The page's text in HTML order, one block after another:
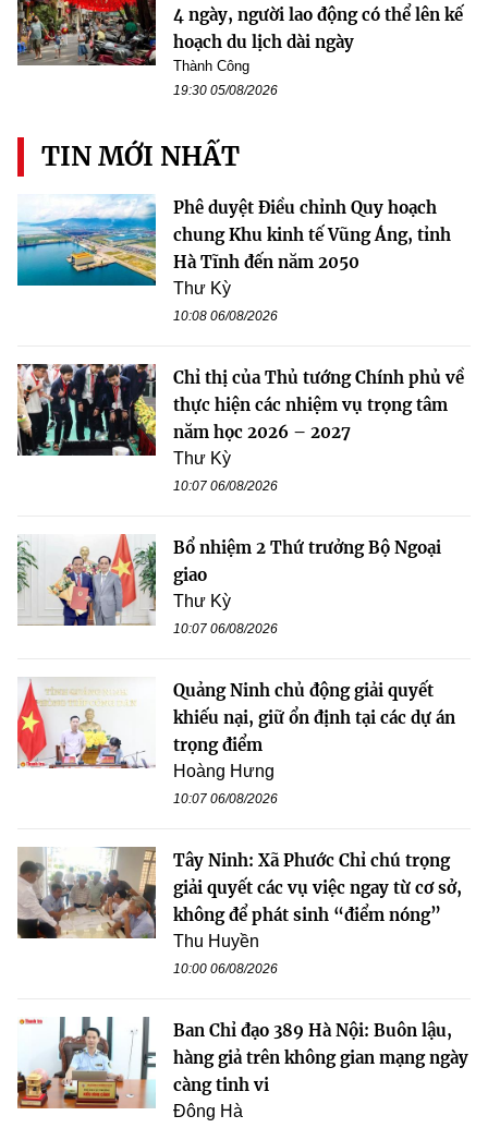
4 ngày, người lao động có thể lên kế
hoạch du lịch dài ngày
Thành Công
19:30 05/08/2026
TIN MỚI NHẤT
Phê duyệt Điều chỉnh Quy hoạch
chung Khu kinh tế Vũng Áng, tỉnh
Hà Tĩnh đến năm 2050
Thư Kỳ
10:08 06/08/2026
Chỉ thị của Thủ tướng Chính phủ về
thực hiện các nhiệm vụ trọng tâm
năm học 2026 – 2027
Thư Kỳ
10:07 06/08/2026
Bổ nhiệm 2 Thứ trưởng Bộ Ngoại
giao
Thư Kỳ
10:07 06/08/2026
Quảng Ninh chủ động giải quyết
khiếu nại, giữ ổn định tại các dự án
trọng điểm
Hoàng Hưng
10:07 06/08/2026
Tây Ninh: Xã Phước Chỉ chú trọng
giải quyết các vụ việc ngay từ cơ sở,
không để phát sinh “điểm nóng”
Thu Huyền
10:00 06/08/2026
Ban Chỉ đạo 389 Hà Nội: Buôn lậu,
hàng giả trên không gian mạng ngày
càng tinh vi
Đông Hà